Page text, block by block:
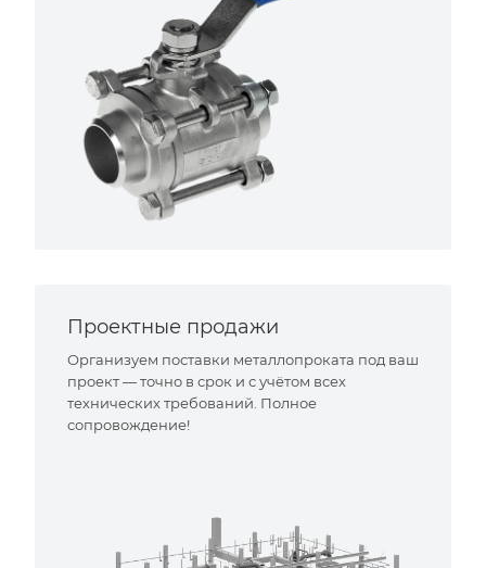
Проектные продажи
Организуем поставки металлопроката под ваш
проект — точно в срок и с учётом всех
технических требований. Полное
сопровождение!